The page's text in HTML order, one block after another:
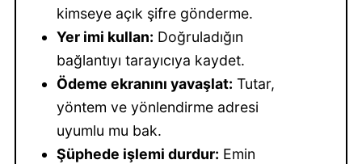
kimseye açık şifre gönderme.
Yer imi kullan: Doğruladığın
bağlantıyı tarayıcıya kaydet.
Ödeme ekranını yavaşlat: Tutar,
yöntem ve yönlendirme adresi
uyumlu mu bak.
Şüphede işlemi durdur: Emin